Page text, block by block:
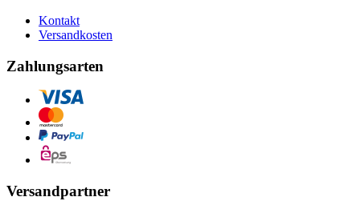
Kontakt
Versandkosten
Zahlungsarten
Versandpartner